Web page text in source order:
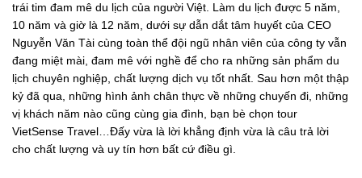
trái tim đam mê du lịch của người Việt. Làm du lịch được 5 năm,
10 năm và giờ là 12 năm, dưới sự dẫn dắt tâm huyết của CEO
Nguyễn Văn Tài cùng toàn thể đội ngũ nhân viên của công ty vẫn
đang miệt mài, đam mê với nghề để cho ra những sản phẩm du
lịch chuyên nghiệp, chất lượng dịch vụ tốt nhất. Sau hơn một thập
kỷ đã qua, những hình ảnh chân thực về những chuyến đi, những
vị khách năm nào cũng cùng gia đình, bạn bè chọn tour
VietSense Travel…Đấy vừa là lời khẳng định vừa là câu trả lời
cho chất lượng và uy tín hơn bất cứ điều gì.